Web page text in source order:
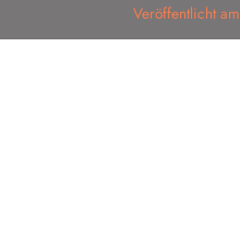
Veröffentlicht am